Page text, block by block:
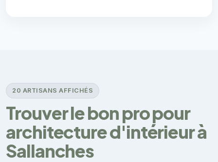
20 ARTISANS AFFICHÉS
Trouver le bon pro pour
architecture d'intérieur à
Sallanches